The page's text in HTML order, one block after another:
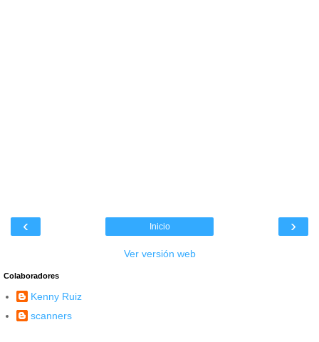
‹ ›
Inicio
Ver versión web
Colaboradores
Kenny Ruiz
scanners